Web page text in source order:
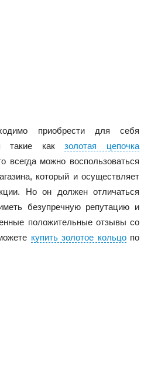
приобрести для себя
такие какзолотая цепочка
всегда можно воспользоваться
который и осуществляет
Но он должен отличаться
безупречную репутацию и
положительные отзывы со
купить золотое кольцопо